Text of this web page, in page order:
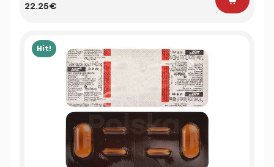
22.25€
Hit!